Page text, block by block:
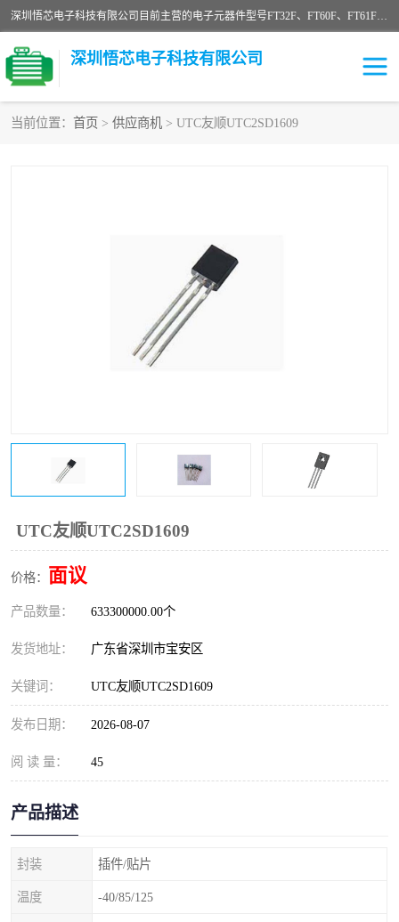
深圳悟芯电子科技有限公司目前主营的电子元器件型号FT32F、FT60F、FT61F、FT62F、FT64F、FT61FC、MCU EEPROM MOS LDO 稳压管 触摸IC DC-DC AC-DC 协议IC等，广泛应用于LED射灯、LED日光灯、等诸多领域。
深圳悟芯电子科技有限公司
当前位置： 首页 > 供应商机 > UTC友顺UTC2SD1609
UTC友顺UTC2SD1609
价格： 面议
产品数量： 633300000.00个
发货地址： 广东省深圳市宝安区
关键词： UTC友顺UTC2SD1609
发布日期： 2026-08-07
阅 读 量： 45
产品描述
封装 插件/贴片
温度 -40/85/125
FT61F
FT61F022
FT61F021